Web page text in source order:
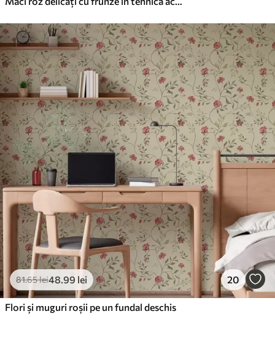
81.65lei48.99 lei 20
Flori și muguri roșii pe un fundal deschis